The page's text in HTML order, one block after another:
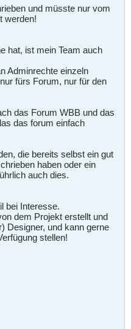
und müsste nur vom
werden!
hat, ist mein Team auch
Adminrechte einzeln
fürs Forum, nur für den
das Forum WBB und das
das forum einfach
die bereits selbst ein gut
haben oder ein
auch dies.
bei Interesse.
dem Projekt erstellt und
Designer, und kann gerne
stellen!